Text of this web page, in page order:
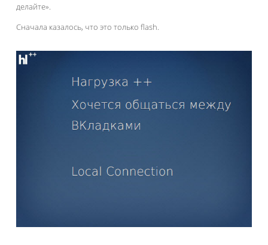
делайте».
Сначала казалось, что это только flash.